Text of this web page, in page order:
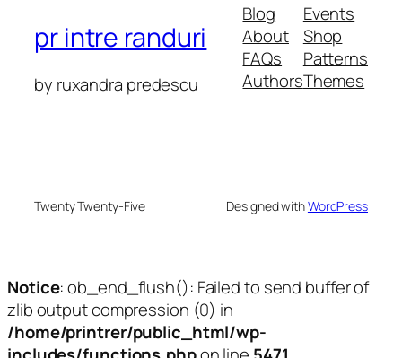
pr intre randuri
by ruxandra predescu
Blog
About
FAQs
Authors
Events
Shop
Patterns
Themes
Twenty Twenty-Five Designed withWordPress
Notice: ob_end_flush(): Failed to send buffer of
zlib output compression (0) in
/home/printrer/public_html/wp-